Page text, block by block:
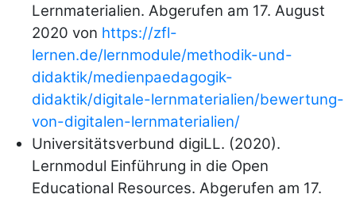
Lernmaterialien. Abgerufen am 17. August
2020 von https://zfl-
lernen.de/lernmodule/methodik-und-
didaktik/medienpaedagogik-
didaktik/digitale-lernmaterialien/bewertung-
von-digitalen-lernmaterialien/
Universitätsverbund digiLL. (2020).
Lernmodul Einführung in die Open
Educational Resources. Abgerufen am 17.